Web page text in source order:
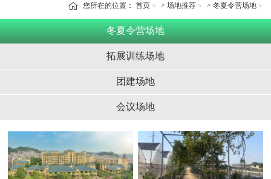
您所在的位置：首页 >场地推荐 >冬夏令营场地
冬夏令营场地
拓展训练场地
团建场地
会议场地